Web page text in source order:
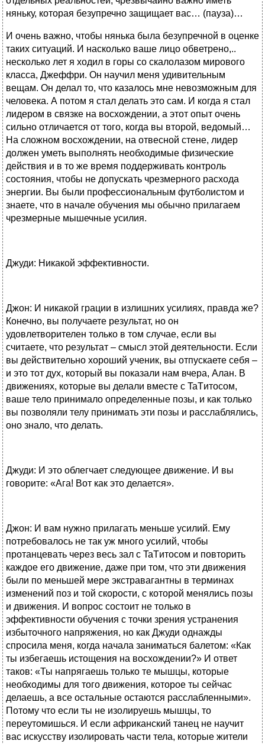
няньку, которая безупречно защищает вас… (пауза)…
И очень важно, чтобы нянька была безупречной в оценке
таких ситуаций. И насколько ваше лицо обветрено,..
несколько лет я ходил в горы со скалолазом мирового
класса, Джеффри. Он научил меня удивительным
вещам. Он делал то, что казалось мне невозможным для
человека. А потом я стал делать это сам. И когда я стал
лидером в связке на восхождении, а этот опыт очень
сильно отличается от того, когда вы второй, ведомый…
На сложном восхождении, на отвесной стене, лидер
должен уметь выполнять необходимые физические
действия и в то же время поддерживать контроль
состояния, чтобы не допускать чрезмерного расхода
энергии. Вы были профессиональным футболистом и
знаете, что в начале обучения мы обычно прилагаем
чрезмерные мышечные усилия.
Джуди: Никакой эффективности.
Джон: И никакой грации в излишних усилиях, правда же?
Конечно, вы получаете результат, но он
удовлетворителен только в том случае, если вы
считаете, что результат – смысл этой деятельности. Если
вы действительно хороший ученик, вы отпускаете себя –
и это тот дух, который вы показали нам вчера, Алан. В
движениях, которые вы делали вместе с TaTитосом,
ваше тело принимало определенные позы, и как только
вы позволяли телу принимать эти позы и расслаблялись,
оно знало, что делать.
Джуди: И это облегчает следующее движение. И вы
говорите: «Ага! Вот как это делается».
Джон: И вам нужно прилагать меньше усилий. Ему
потребовалось не так уж много усилий, чтобы
протанцевать через весь зал с TaTитосом и повторить
каждое его движение, даже при том, что эти движения
были по меньшей мере экстравагантны в терминах
изменений поз и той скорости, с которой менялись позы
и движения. И вопрос состоит не только в
эффективности обучения с точки зрения устранения
избыточного напряжения, но как Джуди однажды
спросила меня, когда начала заниматься балетом: «Как
ты избегаешь истощения на восхождении?» И ответ
таков: «Ты напрягаешь только те мышцы, которые
необходимы для того движения, которое ты сейчас
делаешь, а все остальные остаются расслабленными».
Потому что если ты не изолируешь мышцы, то
переутомишься. И если африканский танец не научит
вас искусству изолировать части тела, которые жители